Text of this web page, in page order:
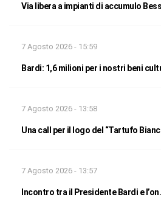
Via libera a impianti di accumulo
7 Agosto 2026 - 15:59
Bardi: 1,6 milioni per i nostri beni
7 Agosto 2026 - 13:58
Una call per il logo del “Tartufo
7 Agosto 2026 - 13:57
Incontro tra il Presidente Bardi e